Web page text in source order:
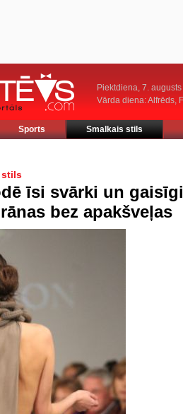
Piektdiena, 7. augusts
Vārda diena: Alfrēds,
Sports Smalkais stils
stils
īsi svārki un gaisīgi
bez apakšveļas